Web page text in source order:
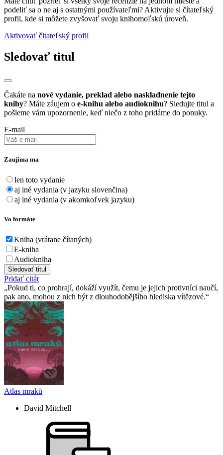
podeliť sa o ne aj s ostatnými používateľmi? Aktivujte si čítateľský
profil, kde si môžete zvyšovať svoju knihomoľskú úroveň.
Aktivovať čitateľský profil
Sledovať titul
Čakáte na nové vydanie, preklad alebo naskladnenie tejto
knihy? Máte záujem o e-knihu alebo audioknihu? Sledujte titul a
pošleme vám upozornenie, keď niečo z toho pridáme do ponuky.
E-mail
Zaujíma ma
len toto vydanie
aj iné vydania (v jazyku slovenčina)
aj iné vydania (v akomkoľvek jazyku)
Vo formáte
Kniha (vrátane čítaných)
E-kniha
Audiokniha
Sledovať titul
Pridať citát
Pokud ti, co prohrají, dokáží využít, čemu je jejich protivníci naučí,
pak ano, mohou z nich být z dlouhodobějšího hlediska vítězové.
Atlas mraků
David Mitchell